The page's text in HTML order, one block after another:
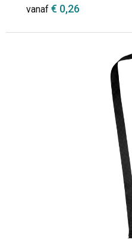
vanaf € 0,26
Minimale afname: 1